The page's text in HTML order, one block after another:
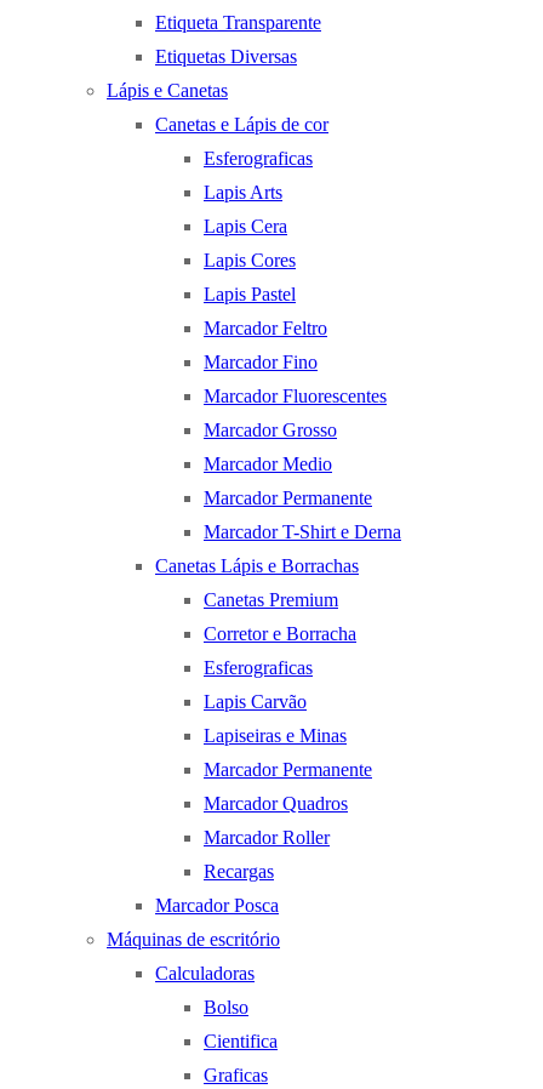
Etiqueta Transparente
Etiquetas Diversas
Lápis e Canetas
Canetas e Lápis de cor
Esferograficas
Lapis Arts
Lapis Cera
Lapis Cores
Lapis Pastel
Marcador Feltro
Marcador Fino
Marcador Fluorescentes
Marcador Grosso
Marcador Medio
Marcador Permanente
Marcador T-Shirt e Derna
Canetas Lápis e Borrachas
Canetas Premium
Corretor e Borracha
Esferograficas
Lapis Carvão
Lapiseiras e Minas
Marcador Permanente
Marcador Quadros
Marcador Roller
Recargas
Marcador Posca
Máquinas de escritório
Calculadoras
Bolso
Cientifica
Graficas